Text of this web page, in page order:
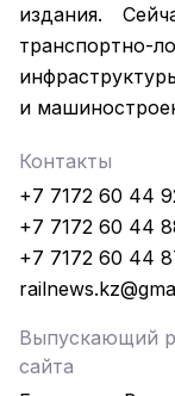
издания.
и
Контакты
+7 7172 60 44
+7 7172 60 44
+7 7172 60 44
Выпускающий
сайта